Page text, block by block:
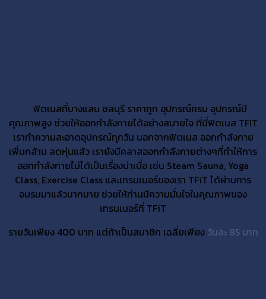
ฟิตเนสที่บางแสน ชลบุรี ราคาถูก อุปกรณ์ครบ อุปกรณ์มี
คุณภาพสูง ช่วยให้ออกกำลังกายได้อย่างสบายใจ ที่นี่ฟิตเนส TFIT
เราทำความสะอาดอุปกรณ์ทุกวัน นอกจากฟิตเนส ออกกำลังกาย
เพิ่มกล้าม ลดหุ่นแล้ว เรายังมีคลาสออกกำลังกายต่างๆที่ทำให้การ
ออกกำลังกายไม่ได้เป็นเรื่องน่าเบื่อ เช่น Steam Sauna, Yoga
Class, Exercise Class และเทรนเนอร์ของเรา TFiT ได้ผ่านการ
อบรมมาแล้วมากมาย ช่วยให้ท่านมีความมั่นใจในคุณภาพของ
เทรนเนอร์ที่ TFiT
รายวันเพียง 400 บาท แต่ถ้าเป็นสมาชิก เฉลี่ยเพียง วันละ 85 บาท